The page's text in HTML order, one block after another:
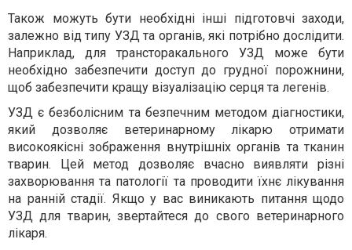
Також можуть бути необхідні інші підготовчі заходи,
залежно від типу УЗД та органів, які потрібно дослідити.
Наприклад, для трансторакального УЗД може бути
необхідно забезпечити доступ до грудної порожнини,
щоб забезпечити кращу візуалізацію серця та легенів.
УЗД є безболісним та безпечним методом діагностики,
який дозволяє ветеринарному лікарю отримати
високоякісні зображення внутрішніх органів та тканин
тварин. Цей метод дозволяє вчасно виявляти різні
захворювання та патології та проводити їхнє лікування
на ранній стадії. Якщо у вас виникають питання щодо
УЗД для тварин, звертайтеся до свого ветеринарного
лікаря.